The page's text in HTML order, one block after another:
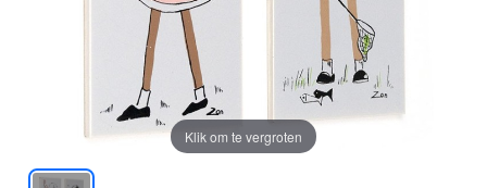
Klik om te vergroten